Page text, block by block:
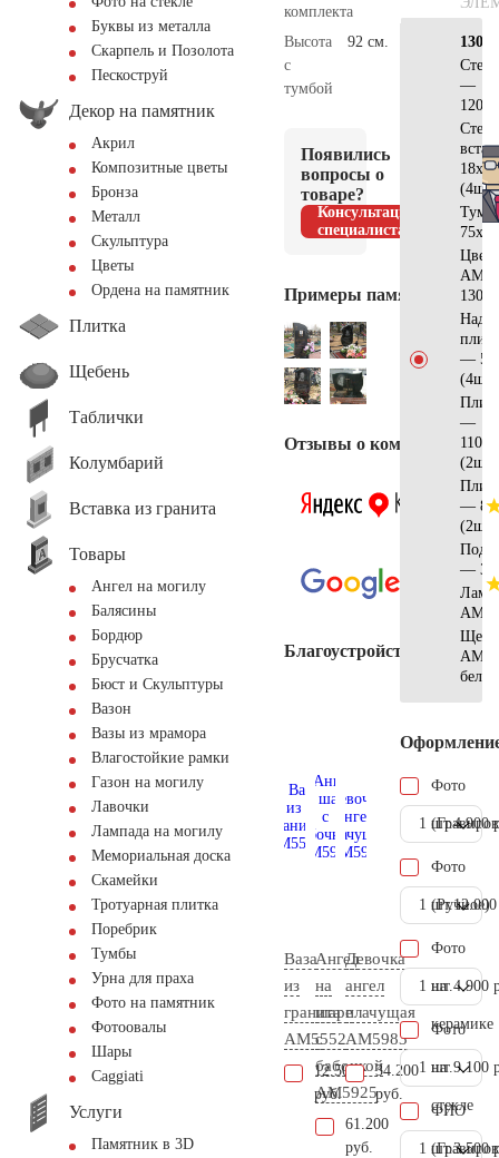
Буквы из металла
Скарпель и Позолота
Пескоструй
Декор на памятник
Акрил
Композитные цветы
Бронза
Металл
Скульптура
Цветы
Ордена на памятник
Плитка
Щебень
Таблички
Колумбарий
Вставка из гранита
Товары
Ангел на могилу
Балясины
Бордюр
Брусчатка
Бюст и Скульптуры
Вазон
Вазы из мрамора
Влагостойкие рамки
Газон на могилу
Лавочки
Лампада на могилу
Мемориальная доска
Скамейки
Тротуарная плитка
Поребрик
Тумбы
Урна для праха
Фото на памятник
Фотоовалы
Шары
Сaggiati
Услуги
Памятник в 3D
комплекта
Высота
с
тумбой
92 см.
Появились
вопросы о
товаре?
Консультация
специалиста
Примеры памятников
Отзывы о компании
Благоустройство
Ваза
из
гранита
AM5552
12.500
руб.
Ангел
на
шаре
с
бабочкой
AM5925
61.200
руб.
Девочка
ангел
плачущая
AM5983
34.200
руб.
—
Стела
(4шт)
—
(4шт)
—
(2шт)
—
(2шт)
—
Фото
1 шт.4.900
Фото
(Ручное)
1 шт.
Фото
на
керамике
1 шт. 4.900
Фото
на
стекле
1 шт. 9.100
ФИО
1 шт.3.500